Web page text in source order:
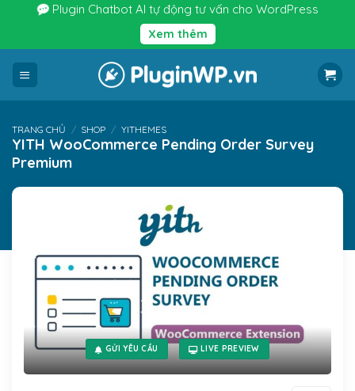
nội
dung
Plugin Chatbot AI tự động tư vấn cho WordPress
Xem thêm
TRANG CHỦ / SHOP / YITHEMES
YITH WooCommerce Pending Order Survey
Premium
GỬI YÊU CẦU LIVE PREVIEW